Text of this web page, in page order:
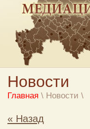
Новости
Главная \ Новости \
« Назад